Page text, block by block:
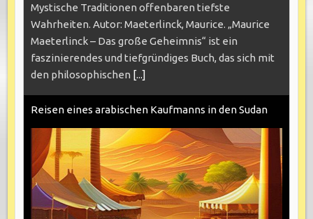
Mystische Traditionen offenbaren tiefste
Wahrheiten. Autor: Maeterlinck, Maurice. „Maurice
Maeterlinck – Das große Geheimnis“ ist ein
faszinierendes und tiefgründiges Buch, das sich mit
den philosophischen [...]
Reisen eines arabischen Kaufmanns in den Sudan